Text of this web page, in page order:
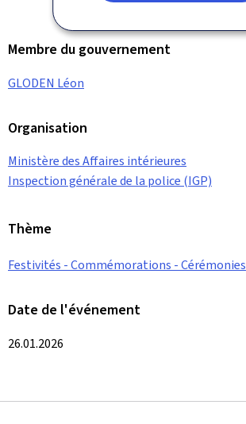
Membre du gouvernement
GLODEN Léon
Organisation
Ministère des Affaires intérieures
Inspection générale de la police (IGP)
Thème
Festivités - Commémorations - Cérémonies
Date de l'événement
26.01.2026